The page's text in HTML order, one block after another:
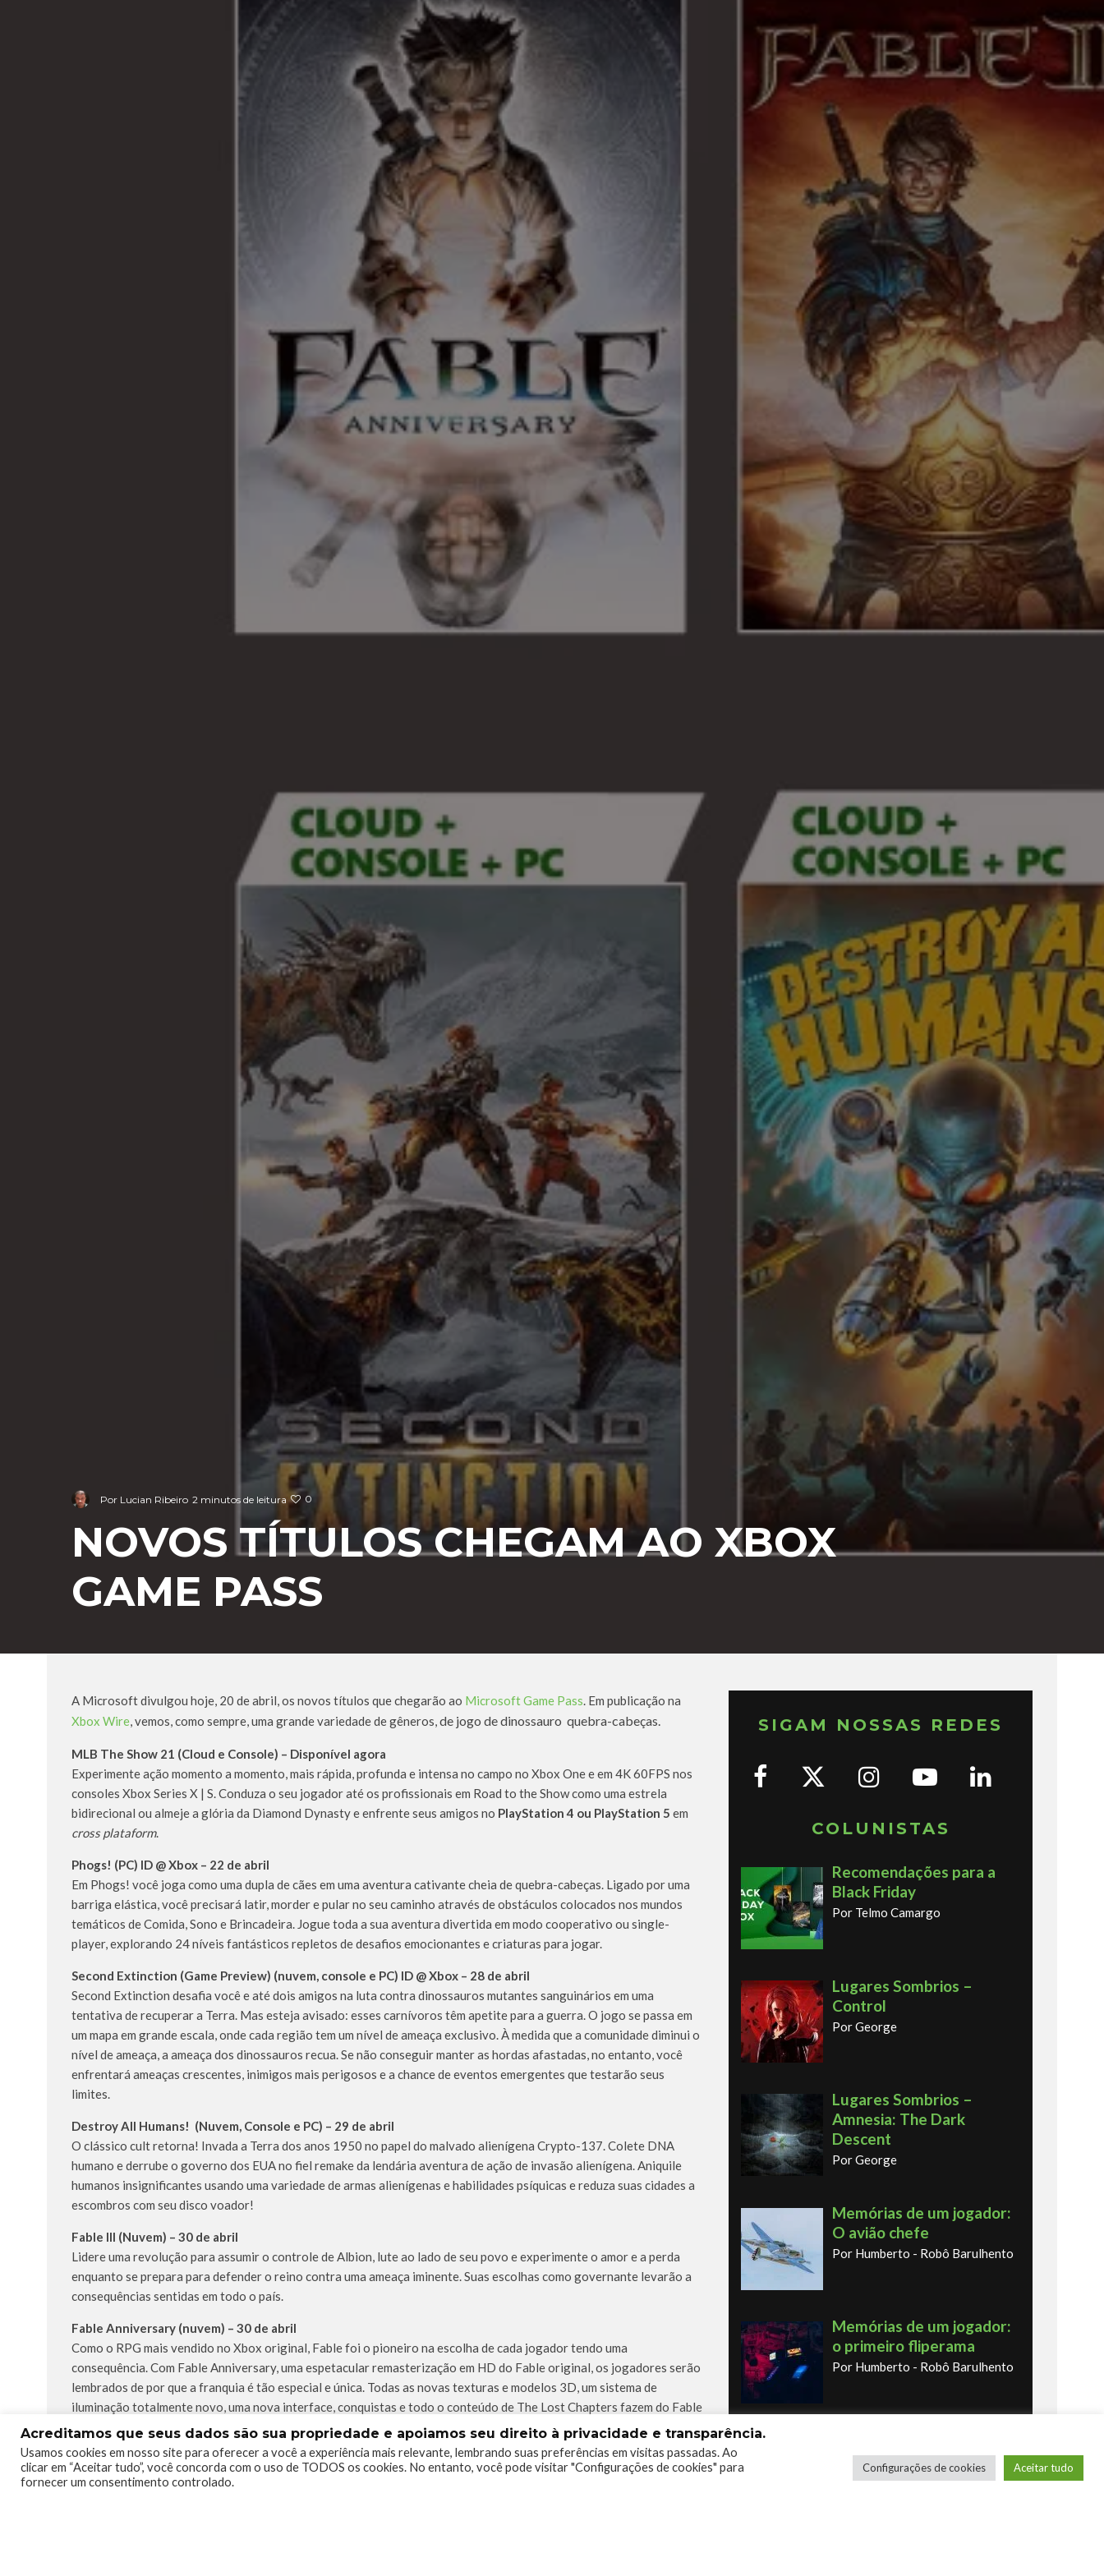
Por Lucian Ribeiro 2 minutos de leitura 0
NOVOS TÍTULOS CHEGAM AO XBOX
GAME PASS
A Microsoft divulgou hoje, 20 de abril, os novos títulos que chegarão ao Microsoft Game Pass. Em publicação na
Xbox Wire, vemos, como sempre, uma grande variedade de gêneros,de jogo de dinossauro quebra-cabeças.
MLB The Show 21 (Cloud e Console) – Disponível agora
Experimente ação momento a momento, mais rápida, profunda e intensa no campo no Xbox One e em 4K 60FPS nos
consoles Xbox Series X | S. Conduza o seu jogador até os profissionais em Road to the Show como uma estrela
bidirecional ou almeje a glória da Diamond Dynasty e enfrente seus amigos no PlayStation 4 ou PlayStation 5 em
cross plataform.
Phogs! (PC) ID @ Xbox – 22 de abril
Em Phogs! você joga como uma dupla de cães em uma aventura cativante cheia de quebra-cabeças. Ligado por uma
barriga elástica, você precisará latir, morder e pular no seu caminho através de obstáculos colocados nos mundos
temáticos de Comida, Sono e Brincadeira. Jogue toda a sua aventura divertida em modo cooperativo ou single-
player, explorando 24 níveis fantásticos repletos de desafios emocionantes e criaturas para jogar.
Second Extinction (Game Preview) (nuvem, console e PC) ID @ Xbox – 28 de abril
Second Extinction desafia você e até dois amigos na luta contra dinossauros mutantes sanguinários em uma
tentativa de recuperar a Terra. Mas esteja avisado: esses carnívoros têm apetite para a guerra. O jogo se passa em
um mapa em grande escala, onde cada região tem um nível de ameaça exclusivo. À medida que a comunidade diminui o
nível de ameaça, a ameaça dos dinossauros recua. Se não conseguir manter as hordas afastadas, no entanto, você
enfrentará ameaças crescentes, inimigos mais perigosos e a chance de eventos emergentes que testarão seus
limites.
Destroy All Humans! (Nuvem, Console e PC) – 29 de abril
O clássico cult retorna! Invada a Terra dos anos 1950 no papel do malvado alienígena Crypto-137. Colete DNA
humano e derrube o governo dos EUA no fiel remake da lendária aventura de ação de invasão alienígena. Aniquile
humanos insignificantes usando uma variedade de armas alienígenas e habilidades psíquicas e reduza suas cidades a
escombros com seu disco voador!
Fable III (Nuvem) – 30 de abril
Lidere uma revolução para assumir o controle de Albion, lute ao lado de seu povo e experimente o amor e a perda
enquanto se prepara para defender o reino contra uma ameaça iminente. Suas escolhas como governante levarão a
consequências sentidas em todo o país.
Fable Anniversary (nuvem) – 30 de abril
Como o RPG mais vendido no Xbox original, Fable foi o pioneiro na escolha de cada jogador tendo uma
consequência. Com Fable Anniversary, uma espetacular remasterização em HD do Fable original, os jogadores serão
lembrados de por que a franquia é tão especial e única. Todas as novas texturas e modelos 3D, um sistema de
iluminação totalmente novo, uma nova interface, conquistas e todo o conteúdo de The Lost Chapters fazem do Fable
Anniversary a experiência definitiva do Fable para fãs fiéis e novos jogadores!
SIGAM NOSSAS REDES
COLUNISTAS
Recomendações para a
Black Friday
Por Telmo Camargo
Lugares Sombrios –
Control
Por George
Lugares Sombrios –
Amnesia: The Dark
Descent
Por George
Memórias de um jogador:
O avião chefe
Por Humberto - Robô Barulhento
Memórias de um jogador:
o primeiro fliperama
Por Humberto - Robô Barulhento
360 & Ps3
Por George
Acreditamos que seus dados são sua propriedade e apoiamos seu direito à privacidade e transparência.
Usamos cookies em nosso site para oferecer a você a experiência mais relevante, lembrando suas preferências em visitas passadas. Ao
clicar em “Aceitar tudo”, você concorda com o uso de TODOS os cookies. No entanto, você pode visitar "Configurações de cookies" para
fornecer um consentimento controlado.
Configurações de cookies Aceitar tudo